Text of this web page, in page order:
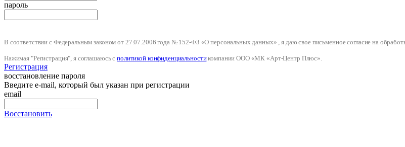
пароль
В соответствии с Федеральным законом от 27.07.2006 года № 152-ФЗ «О персональных данных» , я даю свое письменное согласие на
Нажимая "Регистрация", я соглашаюсь сполитикой конфиденциальностикомпании ООО «МК «Арт-Центр Плюс».
Регистрация
восстановление пароля
Введите e-mail, который был указан при регистрации
email
Восстановить